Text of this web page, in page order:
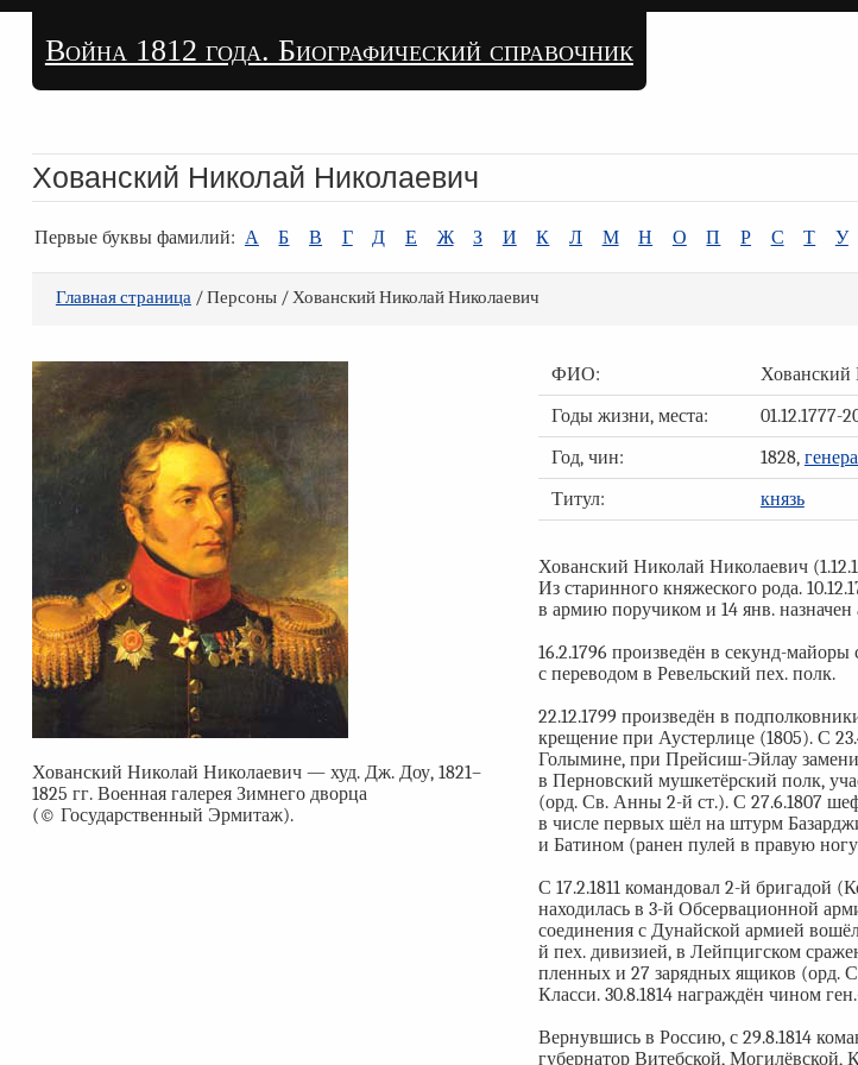
Война 1812 года. Биографический справочник
Хованский Николай Николаевич
Первые буквы фамилий: А Б В Г Д Е Ж З И К Л М Н О П Р С Т У
Главная страница/ Персоны / Хованский Николай Николаевич
Хованский Николай Николаевич — худ. Дж. Доу, 1821–
1825 гг. Военная галерея Зимнего дворца
(© Государственный Эрмитаж).
ФИО:
Хованский
Годы жизни, места:
01.12.1777-
Год, чин:
1828,
Титул:
князь
Хованский Николай Николаевич
Из старинного княжеского рода.
в армию поручиком и 14 янв.
16.2.1796 произведён в секунд-
с переводом в Ревельский пех. полк.
22.12.1799 произведён в
крещение при Аустерлице (1805). С
Голымине, при Прейсиш-Эйлау
в Перновский мушкетёрский полк,
(орд. Св. Анны 2-й ст.). С 27.6.1807
в числе первых шёл на штурм
и Батином (ранен пулей в правую
С 17.2.1811 командовал 2-й бригадой
находилась в 3-й Обсервационной
соединения с Дунайской армией
й пех. дивизией, в Лейпцигском
пленных и 27 зарядных ящиков (орд.
Класси. 30.8.1814 награждён чином
Вернувшись в Россию, с 29.8.1814
губернатор Витебской, Могилёвской,